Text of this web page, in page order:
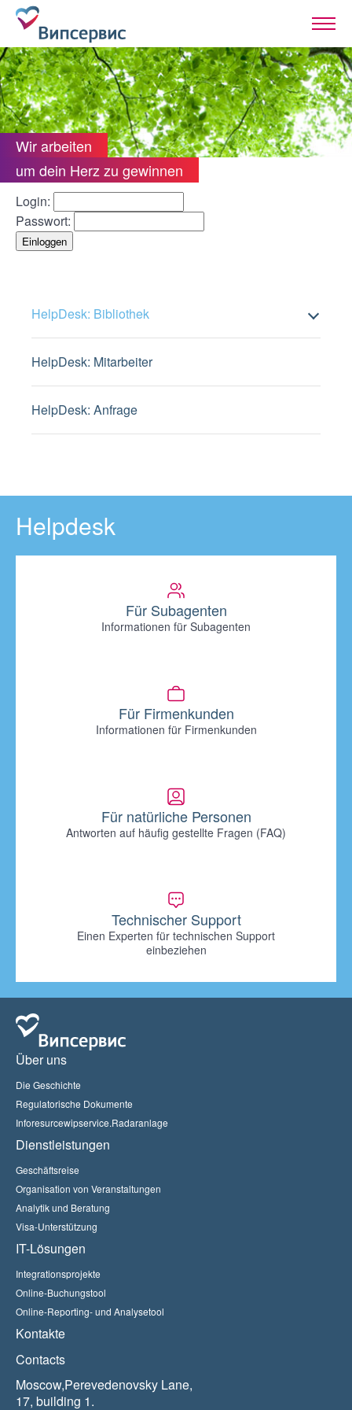
Wir arbeiten
um dein Herz zu gewinnen
Login:
Passwort:
HelpDesk: Bibliothek
HelpDesk: Mitarbeiter
HelpDesk: Anfrage
Helpdesk
Für Subagenten
Informationen für Subagenten
Für Firmenkunden
Informationen für Firmenkunden
Für natürliche Personen
Antworten auf häufig gestellte Fragen (FAQ)
Technischer Support
Einen Experten für technischen Support
einbeziehen
Über uns
Die Geschichte
Regulatorische Dokumente
Inforesurcewipservice.Radaranlage
Dienstleistungen
Geschäftsreise
Organisation von Veranstaltungen
Analytik und Beratung
Visa-Unterstützung
IT-Lösungen
Integrationsprojekte
Online-Buchungstool
Online-Reporting- und Analysetool
Kontakte
Contacts
Moscow,Perevedenovsky Lane,
17, building 1.